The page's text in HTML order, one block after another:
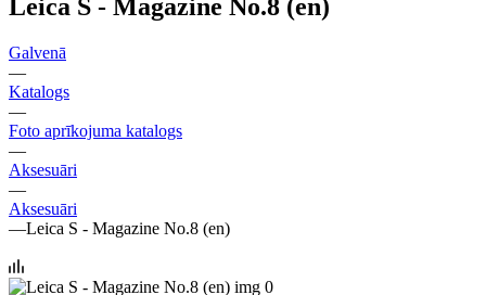
Leica S - Magazine No.8 (en)
Galvenā
—
Katalogs
—
Foto aprīkojuma katalogs
—
Aksesuāri
—
Aksesuāri
—Leica S - Magazine No.8 (en)